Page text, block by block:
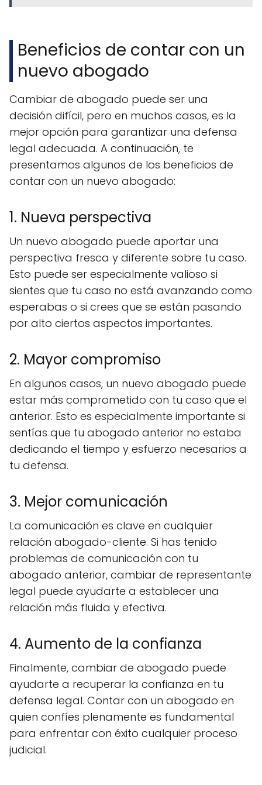
Beneficios de contar con un
nuevo abogado
Cambiar de abogado puede ser una
decisión difícil, pero en muchos casos, es la
mejor opción para garantizar una defensa
legal adecuada. A continuación, te
presentamos algunos de los beneficios de
contar con un nuevo abogado:
1. Nueva perspectiva
Un nuevo abogado puede aportar una
perspectiva fresca y diferente sobre tu caso.
Esto puede ser especialmente valioso si
sientes que tu caso no está avanzando como
esperabas o si crees que se están pasando
por alto ciertos aspectos importantes.
2. Mayor compromiso
En algunos casos, un nuevo abogado puede
estar más comprometido con tu caso que el
anterior. Esto es especialmente importante si
sentías que tu abogado anterior no estaba
dedicando el tiempo y esfuerzo necesarios a
tu defensa.
3. Mejor comunicación
La comunicación es clave en cualquier
relación abogado-cliente. Si has tenido
problemas de comunicación con tu
abogado anterior, cambiar de representante
legal puede ayudarte a establecer una
relación más fluida y efectiva.
4. Aumento de la confianza
Finalmente, cambiar de abogado puede
ayudarte a recuperar la confianza en tu
defensa legal. Contar con un abogado en
quien confíes plenamente es fundamental
para enfrentar con éxito cualquier proceso
judicial.